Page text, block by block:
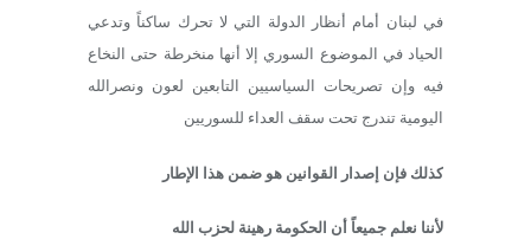
في لبنان أمام أنظار الدولة التي لا تحرك ساكناً وتدعي
الحياد في الموضوع السوري إلا أنها منخرطة حتى النخاع
فيه وإن تصريحات السياسيين التابعين لعون ونصرالله
اليومية تندرج تحت سقف العداء للسوريين
كذلك فإن إصدار القوانين هو ضمن هذا الإطار
لأننا نعلم جميعاً أن الحكومة رهينة لحزب الله